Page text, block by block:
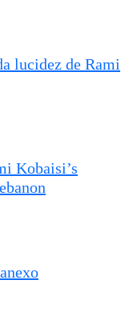
lucidez de Rami
Kobaisi’s